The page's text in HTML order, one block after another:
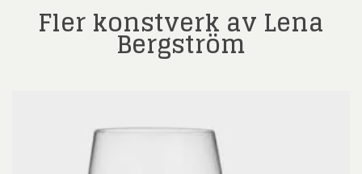
Fler konstverk av Lena
Bergström